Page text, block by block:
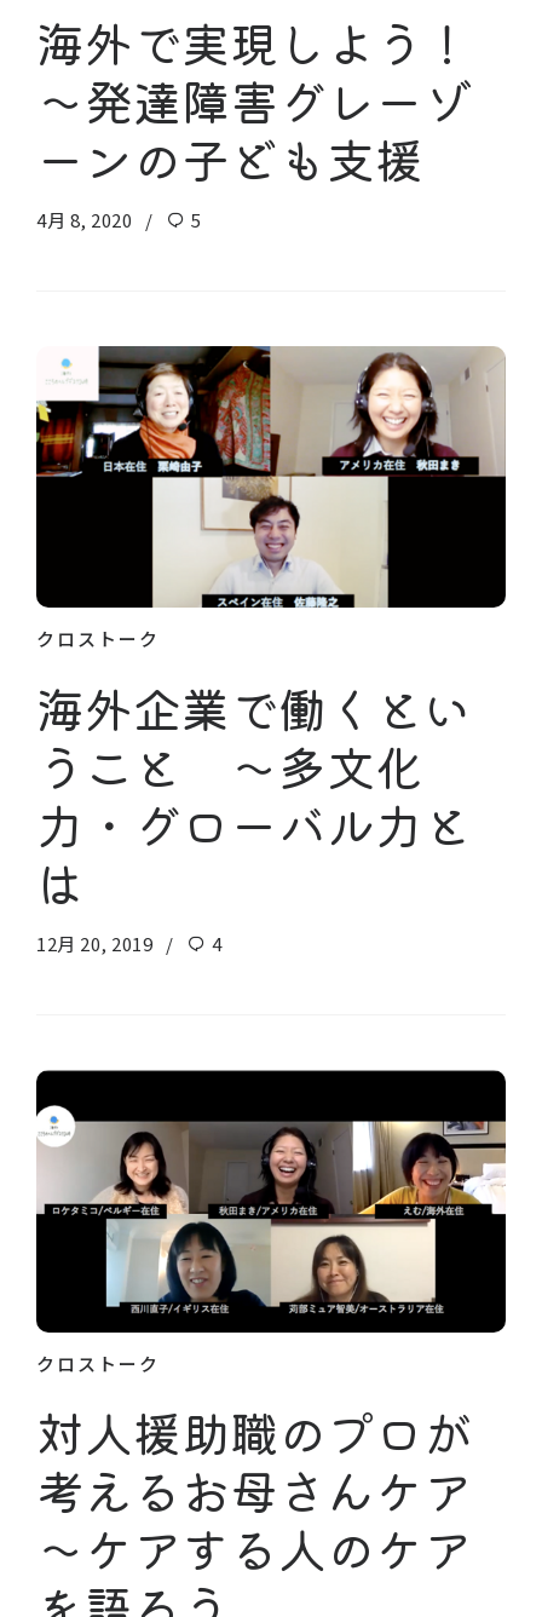
海外で実現しよう！
〜発達障害グレーゾ
ーンの子ども支援
4月 8, 2020 5
クロストーク
海外企業で働くとい
うこと 〜多文化
力・グローバル力と
は
12月 20, 2019 4
クロストーク
対人援助職のプロが
考えるお母さんケア
〜ケアする人のケア